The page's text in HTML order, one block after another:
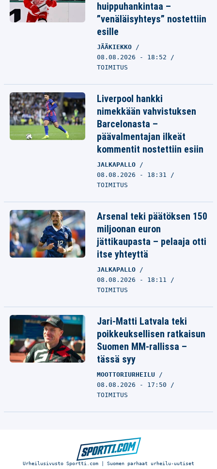
huippuhankintaa –
”venäläisyhteys” nostettiin
esille
JÄÄKIEKKO
08.08.2026 - 18:52
TOIMITUS
Liverpool hankki
nimekkään vahvistuksen
Barcelonasta –
päävalmentajan ilkeät
kommentit nostettiin esiin
JALKAPALLO
08.08.2026 - 18:31
TOIMITUS
Arsenal teki päätöksen 150
miljoonan euron
jättikaupasta – pelaaja otti
itse yhteyttä
JALKAPALLO
08.08.2026 - 18:11
TOIMITUS
Jari-Matti Latvala teki
poikkeuksellisen ratkaisun
Suomen MM-rallissa –
tässä syy
MOOTTORIURHEILU
08.08.2026 - 17:50
TOIMITUS
Urheilusivusto Sportti.com | Suomen parhaat urheilu-uutiset